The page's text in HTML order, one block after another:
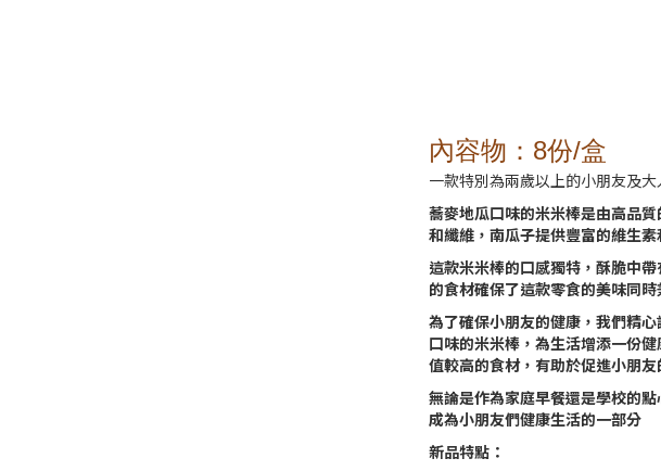
內容物：8份/盒
一款特別為兩歲以上的小朋友及
蕎麥地瓜口味的米米棒是由高品
和纖維，南瓜子提供豐富的維生
這款米米棒的口感獨特，酥脆中
的食材確保了這款零食的美味同時
為了確保小朋友的健康，我們精
口味的米米棒，為生活增添一份
值較高的食材，有助於促進小朋友
無論是作為家庭早餐還是學校的
成為小朋友們健康生活的一部分
新品特點：